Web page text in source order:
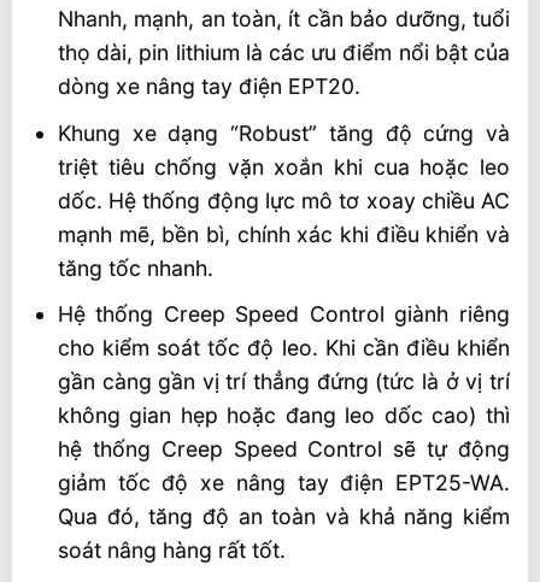
Nhanh, mạnh, an toàn, ít cần bảo dưỡng, tuổi
thọ dài, pin lithium là các ưu điểm nổi bật của
dòng xe nâng tay điện EPT20.
Khung xe dạng “Robust” tăng độ cứng và
triệt tiêu chống vặn xoắn khi cua hoặc leo
dốc. Hệ thống động lực mô tơ xoay chiều AC
mạnh mẽ, bền bì, chính xác khi điều khiển và
tăng tốc nhanh.
Hệ thống Creep Speed Control giành riêng
cho kiểm soát tốc độ leo. Khi cần điều khiển
gần càng gần vị trí thẳng đứng (tức là ở vị trí
không gian hẹp hoặc đang leo dốc cao) thì
hệ thống Creep Speed Control sẽ tự động
giảm tốc độ xe nâng tay điện EPT25-WA.
Qua đó, tăng độ an toàn và khả năng kiểm
soát nâng hàng rất tốt.